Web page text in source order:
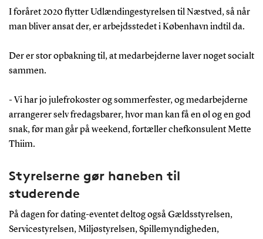
I foråret 2020 flytter Udlændingestyrelsen til Næstved, så når
man bliver ansat der, er arbejdsstedet i København indtil da.
Der er stor opbakning til, at medarbejderne laver noget socialt
sammen.
- Vi har jo julefrokoster og sommerfester, og medarbejderne
arrangerer selv fredagsbarer, hvor man kan få en øl og en god
snak, før man går på weekend, fortæller chefkonsulent Mette
Thiim.
Styrelserne gør haneben til
studerende
På dagen for dating-eventet deltog også Gældsstyrelsen,
Servicestyrelsen, Miljøstyrelsen, Spillemyndigheden,